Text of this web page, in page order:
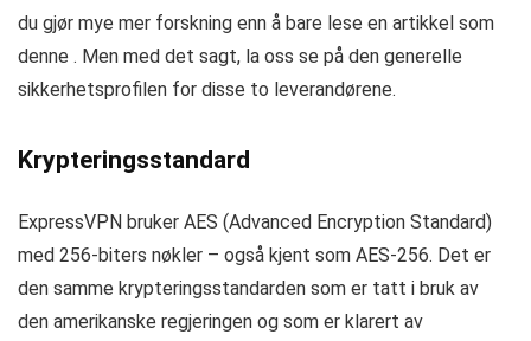
du gjør mye mer forskning enn å bare lese en artikkel som
denne . Men med det sagt, la oss se på den generelle
sikkerhetsprofilen for disse to leverandørene.
Krypteringsstandard
ExpressVPN bruker AES (Advanced Encryption Standard)
med 256-biters nøkler – også kjent som AES-256. Det er
den samme krypteringsstandarden som er tatt i bruk av
den amerikanske regjeringen og som er klarert av